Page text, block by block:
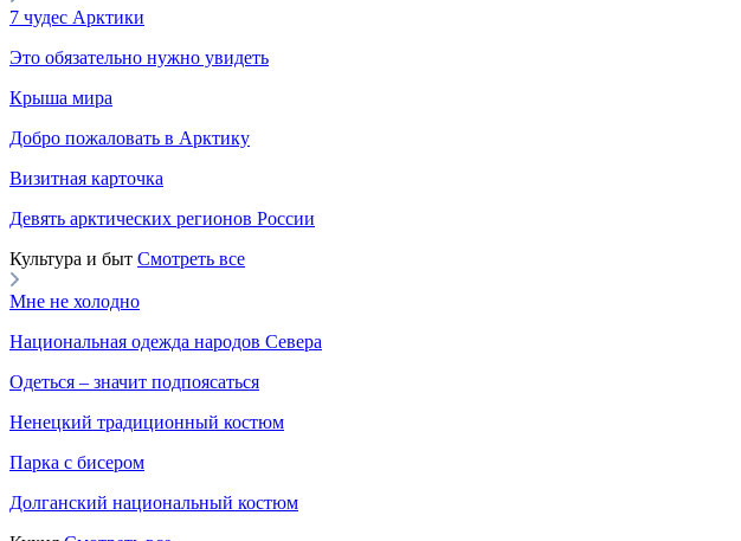
7 чудес Арктики
Это обязательно нужно увидеть
Крыша мира
Добро пожаловать в Арктику
Визитная карточка
Девять арктических регионов России
Культура и быт Смотреть все
Мне не холодно
Национальная одежда народов Севера
Одеться – значит подпоясаться
Ненецкий традиционный костюм
Парка с бисером
Долганский национальный костюм